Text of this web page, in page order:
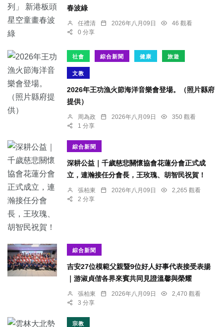
春波綠
任禮清 2026年八月09日
46 觀看
0 分享
社會 綜合新聞 健康 旅遊
文教
2026年王功漁火節海洋音樂會登場。（照片縣府
提供）
周為政 2026年八月09日
350 觀看
1 分享
綜合新聞
深耕公益｜千歲慈悲關懷協會花蓮分會正式成
立，連瀚接任分會長，王玫瑰、胡智民祝賀！
張柏東 2026年八月09日
2,265 觀看
2 分享
綜合新聞
吉安27位模範父親暨9位好人好事代表接受表揚
｜游淑貞偕各界來賓共同見證溫馨與榮耀
張柏東 2026年八月09日
2,470 觀看
3 分享
宗教